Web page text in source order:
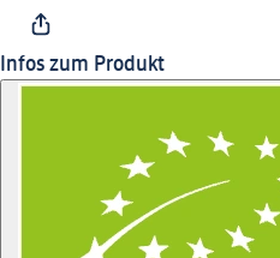
Infos zum Produkt